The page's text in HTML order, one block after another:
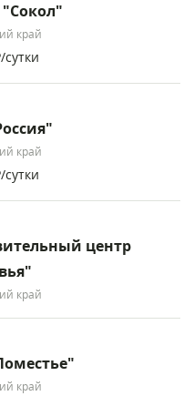
"Сокол"
край
/сутки
край
/сутки
центр
край
край